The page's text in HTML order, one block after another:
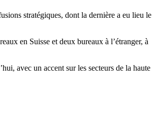
stratégiques, dont la dernière a eu lieu le
en Suisse et deux bureaux à l’étranger, à
avec un accent sur les secteurs de la haute